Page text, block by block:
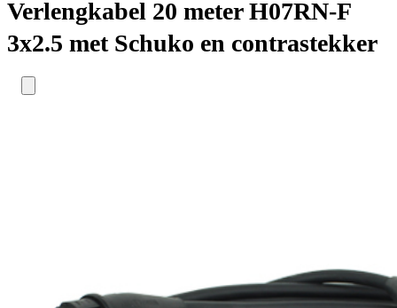
Verlengkabel 20 meter H07RN-F
3x2.5 met Schuko en contrastekker